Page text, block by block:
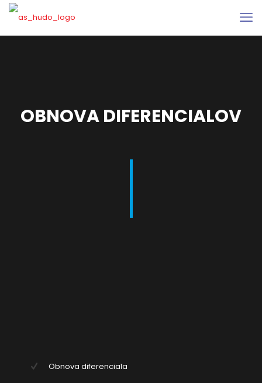
OBNOVA DIFERENCIALOV
Obnova diferenciala